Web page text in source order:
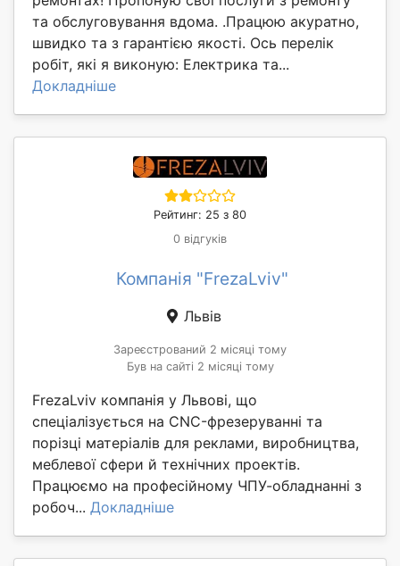
та обслуговування вдома. .Працюю акуратно,
швидко та з гарантією якості. Ось перелік
робіт, які я виконую: Електрика та...
Докладніше
Рейтинг: 25 з 80
0 відгуків
Компанія "FrezaLviv"
Львів
Зареєстрований 2 місяці тому
Був на сайті 2 місяці тому
FrezaLviv компанія у Львові, що
спеціалізується на CNC-фрезеруванні та
порізці матеріалів для реклами, виробництва,
меблевої сфери й технічних проектів.
Працюємо на професійному ЧПУ-обладнанні з
робоч... Докладніше